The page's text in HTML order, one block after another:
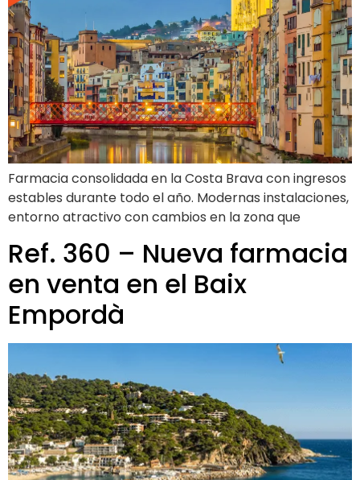
Farmacia consolidada en la Costa Brava con ingresos
estables durante todo el año. Modernas instalaciones,
entorno atractivo con cambios en la zona que
Ref. 360 – Nueva farmacia
en venta en el Baix
Empordà